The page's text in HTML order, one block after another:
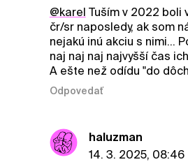
@karel Tuším v 2022 boli
čr/sr naposledy, ak som
nejakú inú akciu s nimi...
naj naj naj najvyšší čas
A ešte než odídu "do
Odpovedať
haluzman
14. 3. 2025, 08:46